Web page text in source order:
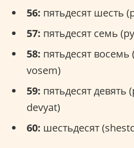
56: пятьдесят шесть
57: пятьдесят семь
58: пятьдесят
vosem)
59: пятьдесят девять
devyat)
60: шестьдесят